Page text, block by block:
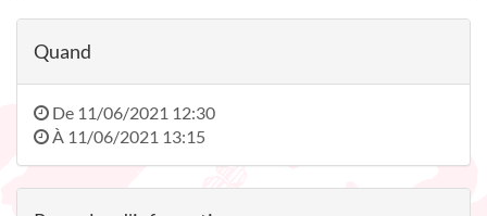
Quand
De 11/06/2021 12:30
À 11/06/2021 13:15